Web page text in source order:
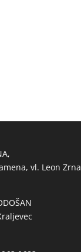
vl. Leon Zrna